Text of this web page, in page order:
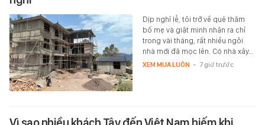
Dịp nghỉ lễ, tôi trở về quê thăm
bố mẹ và giật mình nhận ra chỉ
trong vài tháng, rất nhiều ngôi
nhà mới đã mọc lên. Có nhà xây…
XEM MUA LUÔN - 7 giờ trước